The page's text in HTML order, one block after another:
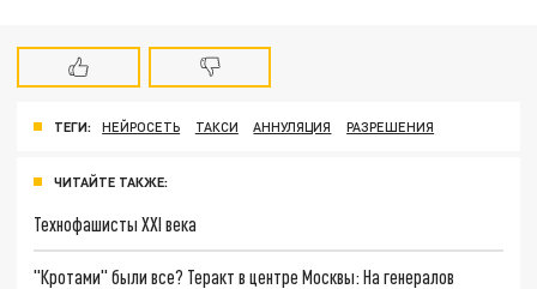
ТЕГИ: НЕЙРОСЕТЬ ТАКСИ АННУЛЯЦИЯ РАЗРЕШЕНИЯ
ЧИТАЙТЕ ТАКЖЕ:
Технофашисты XXI века
"Кротами" были все? Теракт в центре Москвы: На генералов